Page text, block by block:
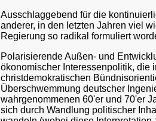
Ausschlaggebend für die
anderer, in den letzten Jahren viel
Regierung so radikal formuliert
Polarisierende Außen- und
ökonomischer Interessenpolitik, die
christdemokratischen
Überschwemmung deutscher
wahrgenommenen 60'er und 70'er
sich durch Wandlung politischer